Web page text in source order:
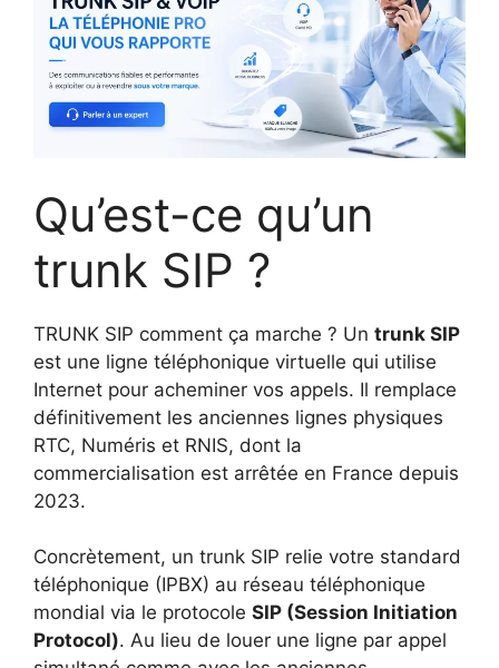
Qu’est-ce qu’un
trunk SIP ?
TRUNK SIP comment ça marche ? Un trunk SIP
est une ligne téléphonique virtuelle qui utilise
Internet pour acheminer vos appels. Il remplace
définitivement les anciennes lignes physiques
RTC, Numéris et RNIS, dont la
commercialisation est arrêtée en France depuis
2023.
Concrètement, un trunk SIP relie votre standard
téléphonique (IPBX) au réseau téléphonique
mondial via le protocole SIP (Session Initiation
Protocol). Au lieu de louer une ligne par appel